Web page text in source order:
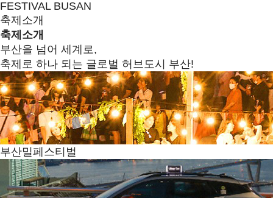
FESTIVAL BUSAN
축제소개
축제소개
부산을 넘어 세계로,
축제로 하나 되는 글로벌 허브도시 부산!
부산밀페스티벌